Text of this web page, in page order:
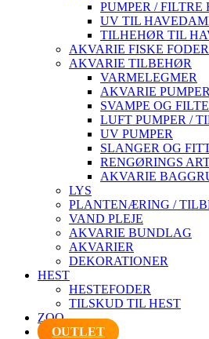
PUMPER /
UV TIL
TILHEHØR TIL
AKVARIE FISKE FODER
AKVARIE TILBEHØR
VARMELEGMER
AKVARIE PUMPER
SVAMPE OG
LUFT PUMPER /
UV PUMPER
SLANGER OG
RENGØRINGS
AKVARIE
LYS
PLANTENÆRING /
VAND PLEJE
AKVARIE BUNDLAG
AKVARIER
DEKORATIONER
HEST
HESTEFODER
TILSKUD TIL HEST
ZOO
OUTLET